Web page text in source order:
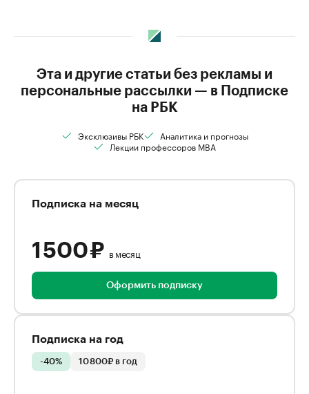
Эта и другие статьи без рекламы и
персональные рассылки — в Подписке
на РБК
Эксклюзивы РБК
Аналитика и прогнозы
Лекции профессоров MBA
Подписка на месяц
1 500 ₽ в месяц
Оформить подписку
Подписка на год
-40% 10 800₽ в год